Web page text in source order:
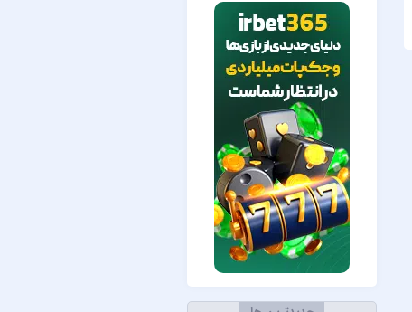
Hadise
JONY
Lana Del Rey
Lenna
Måneskin
Peviack
Pvol&Erfan Kalbod
Redbone
Selena Gomez
Sertab Erener